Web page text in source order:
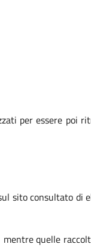
per essere poi
sito consultato di
quelle